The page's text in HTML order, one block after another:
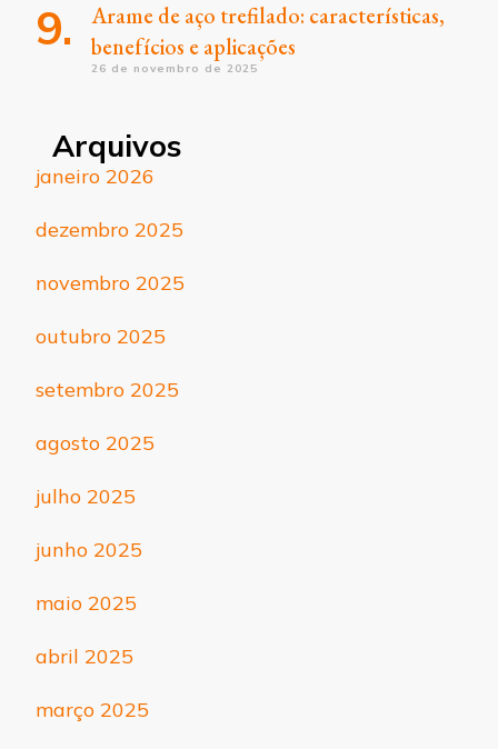
Arame de aço trefilado: características,
benefícios e aplicações
26 de novembro de 2025
Arquivos
janeiro 2026
dezembro 2025
novembro 2025
outubro 2025
setembro 2025
agosto 2025
julho 2025
junho 2025
maio 2025
abril 2025
março 2025